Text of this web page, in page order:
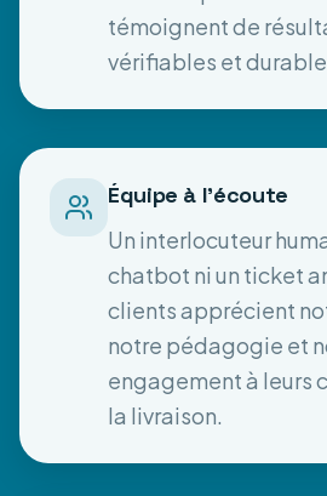
témoignent de
vérifiables et
Équipe à l'écoute
Un interlocuteur
chatbot ni un ticket
clients apprécient
notre pédagogie et
engagement à leurs
la livraison.